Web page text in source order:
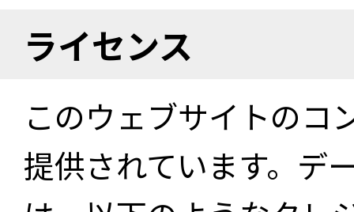
ライセンス
このウェブサイトのコ
提供されています。デ